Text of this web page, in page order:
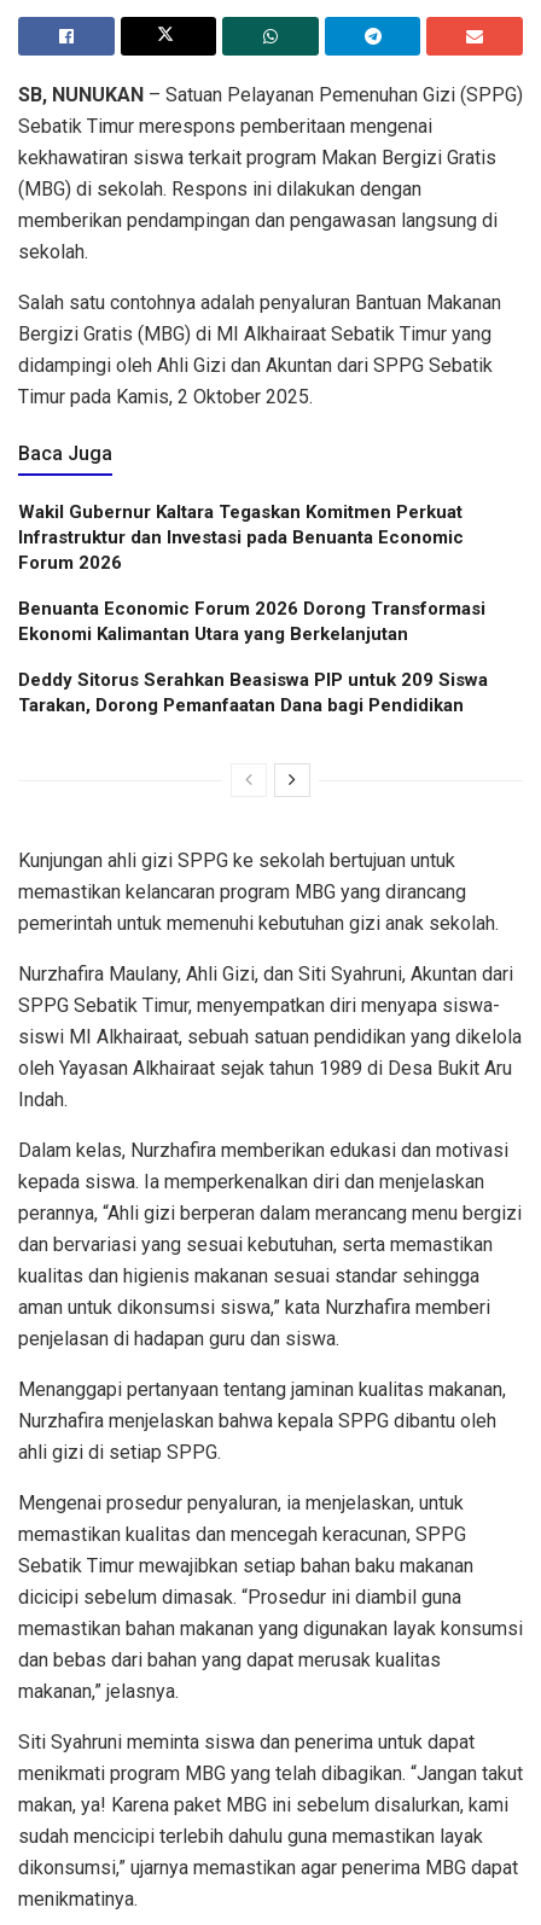
SB, NUNUKAN – Satuan Pelayanan Pemenuhan Gizi (SPPG)
Sebatik Timur merespons pemberitaan mengenai
kekhawatiran siswa terkait program Makan Bergizi Gratis
(MBG) di sekolah. Respons ini dilakukan dengan
memberikan pendampingan dan pengawasan langsung di
sekolah.
Salah satu contohnya adalah penyaluran Bantuan Makanan
Bergizi Gratis (MBG) di MI Alkhairaat Sebatik Timur yang
didampingi oleh Ahli Gizi dan Akuntan dari SPPG Sebatik
Timur pada Kamis, 2 Oktober 2025.
Baca Juga
Wakil Gubernur Kaltara Tegaskan Komitmen Perkuat
Infrastruktur dan Investasi pada Benuanta Economic
Forum 2026
Benuanta Economic Forum 2026 Dorong Transformasi
Ekonomi Kalimantan Utara yang Berkelanjutan
Deddy Sitorus Serahkan Beasiswa PIP untuk 209 Siswa
Tarakan, Dorong Pemanfaatan Dana bagi Pendidikan
Kunjungan ahli gizi SPPG ke sekolah bertujuan untuk
memastikan kelancaran program MBG yang dirancang
pemerintah untuk memenuhi kebutuhan gizi anak sekolah.
Nurzhafira Maulany, Ahli Gizi, dan Siti Syahruni, Akuntan dari
SPPG Sebatik Timur, menyempatkan diri menyapa siswa-
siswi MI Alkhairaat, sebuah satuan pendidikan yang dikelola
oleh Yayasan Alkhairaat sejak tahun 1989 di Desa Bukit Aru
Indah.
Dalam kelas, Nurzhafira memberikan edukasi dan motivasi
kepada siswa. Ia memperkenalkan diri dan menjelaskan
perannya, “Ahli gizi berperan dalam merancang menu bergizi
dan bervariasi yang sesuai kebutuhan, serta memastikan
kualitas dan higienis makanan sesuai standar sehingga
aman untuk dikonsumsi siswa,” kata Nurzhafira memberi
penjelasan di hadapan guru dan siswa.
Menanggapi pertanyaan tentang jaminan kualitas makanan,
Nurzhafira menjelaskan bahwa kepala SPPG dibantu oleh
ahli gizi di setiap SPPG.
Mengenai prosedur penyaluran, ia menjelaskan, untuk
memastikan kualitas dan mencegah keracunan, SPPG
Sebatik Timur mewajibkan setiap bahan baku makanan
dicicipi sebelum dimasak. “Prosedur ini diambil guna
memastikan bahan makanan yang digunakan layak konsumsi
dan bebas dari bahan yang dapat merusak kualitas
makanan,” jelasnya.
Siti Syahruni meminta siswa dan penerima untuk dapat
menikmati program MBG yang telah dibagikan. “Jangan takut
makan, ya! Karena paket MBG ini sebelum disalurkan, kami
sudah mencicipi terlebih dahulu guna memastikan layak
dikonsumsi,” ujarnya memastikan agar penerima MBG dapat
menikmatinya.